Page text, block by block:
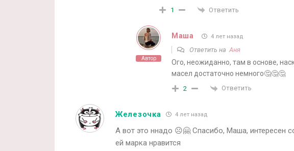
1 Ответить
Автор
Маша 4 лет назад
Ответить наАня
Ого, неожиданно, там в основе,
масел достаточно немного🤔🤔🤔
2 Ответить
Железочка 4 лет назад
А вот это ннадо ☹️🤗 Спасибо, Маша, интересен
ей марка нравится